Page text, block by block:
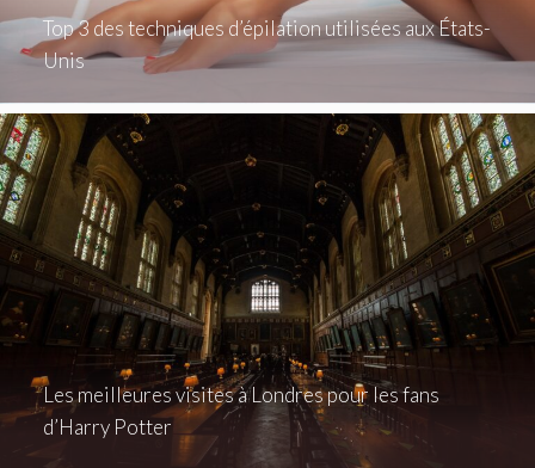
Top 3 des techniques d’épilation utilisées aux États-
Unis
Les meilleures visites à Londres pour les fans
d’Harry Potter